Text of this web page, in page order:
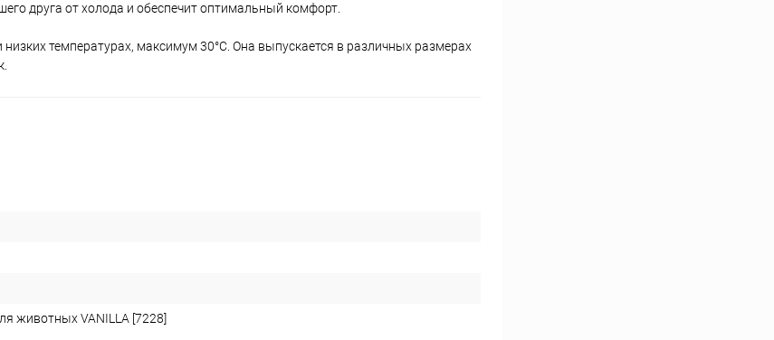
друга от холода и обеспечит оптимальный комфорт.
температурах, максимум 30°C. Она выпускается в различных размерах
животных VANILLA [7228]